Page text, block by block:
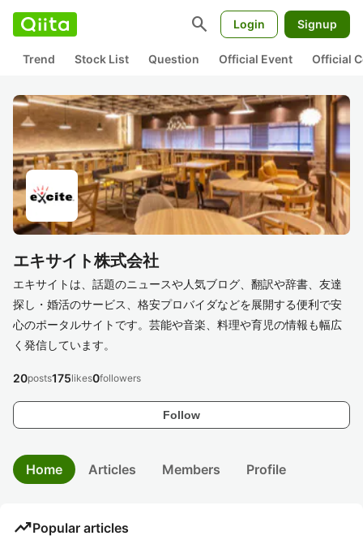
search Login Signup
Trend Stock List Question Official Event Official
エキサイト株式会社
エキサイトは、話題のニュースや人気ブログ、翻訳や辞書、友達
探し・婚活のサービス、格安プロバイダなどを展開する便利で安
心のポータルサイトです。芸能や音楽、料理や育児の情報も幅広
く発信しています。
Follow
20posts175likes0followers
Home Articles Members Profile
trending_upPopular articles